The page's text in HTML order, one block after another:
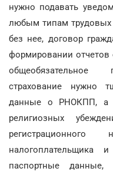
нужно подавать
любым типам трудовых
без нее, договор
формировании отчетов
общеобязательное
страхование нужно
данные о РНОКПП, а
религиозных
налогоплательщика
паспортные